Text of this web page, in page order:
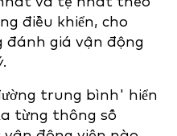
điều khiển, cho
đánh giá vận động
trung bình' hiển
từng thông số